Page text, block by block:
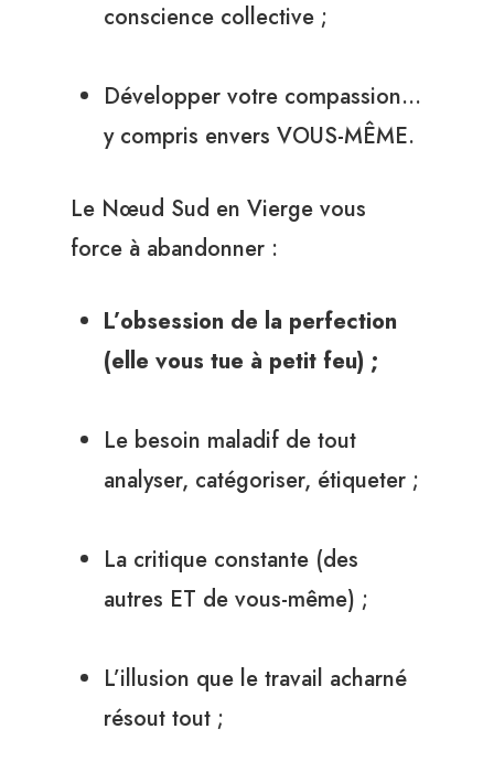
conscience collective ;
Développer votre compassion…
y compris envers VOUS-MÊME.
Le Nœud Sud en Vierge vous
force à abandonner :
L’obsession de la perfection
(elle vous tue à petit feu) ;
Le besoin maladif de tout
analyser, catégoriser, étiqueter ;
La critique constante (des
autres ET de vous-même) ;
L’illusion que le travail acharné
résout tout ;